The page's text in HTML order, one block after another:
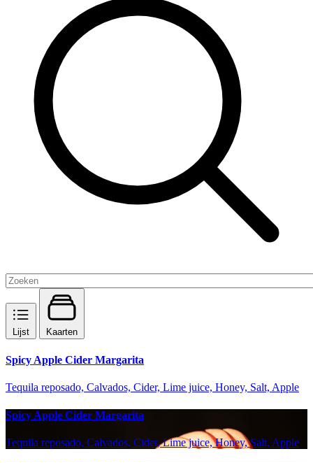
Lijst Kaarten
Spicy Apple Cider Margarita
Tequila reposado, Calvados, Cider, Lime juice, Honey, Salt, Apple
Spicy Apple Cider Margarita
Tequila reposado, Calvados, Cider, Lime juice, Honey, Salt, Apple